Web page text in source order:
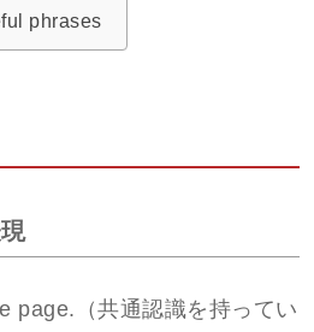
phrases
page.（共通認識を持ってい